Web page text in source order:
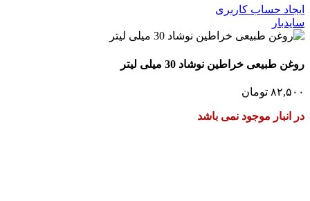
ایجاد حساب کاربری
سایدبار
روغن طبیعی خراطین نوشاد 30 میلی لیتر
۸۲,۵۰۰ تومان
در انبار موجود نمی باشد